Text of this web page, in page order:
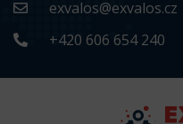
exvalos@exvalos.cz
+420 606 654 240